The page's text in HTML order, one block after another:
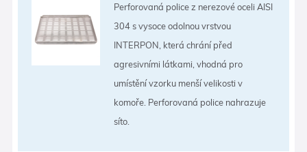
Perforovaná police z nerezové oceli AISI
304 s vysoce odolnou vrstvou
INTERPON, která chrání před
agresivními látkami, vhodná pro
umístění vzorku menší velikosti v
komoře. Perforovaná police nahrazuje
síto.